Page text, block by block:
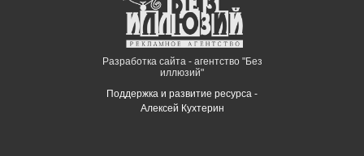
Разработка сайта - агентство "Без
иллюзий"
Поддержка и развитие ресурса -
Алексей Кухтерин